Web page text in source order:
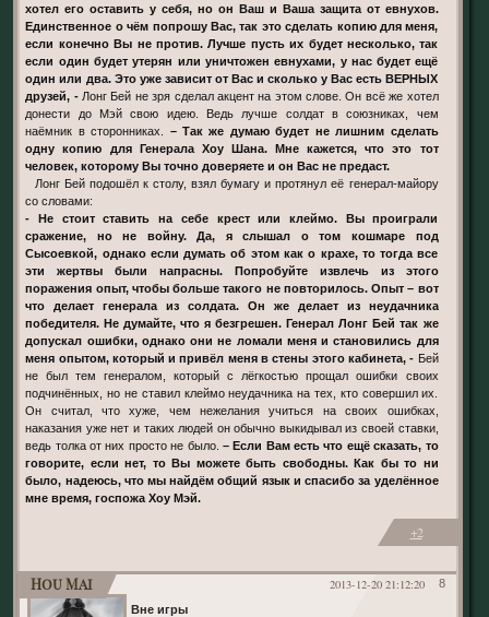
хотел его оставить у себя, но он Ваш и Ваша защита от евнухов.
Единственное о чём попрошу Вас, так это сделать копию для меня,
если конечно Вы не против. Лучше пусть их будет несколько, так
если один будет утерян или уничтожен евнухами, у нас будет ещё
один или два. Это уже зависит от Вас и сколько у Вас есть ВЕРНЫХ
друзей, -Лонг Бей не зря сделал акцент на этом слове. Он всё же хотел
донести до Мэй свою идею. Ведь лучше солдат в союзниках, чем
наёмник в сторонниках. – Так же думаю будет не лишним сделать
одну копию для Генерала Хоу Шана. Мне кажется, что это тот
человек, которому Вы точно доверяете и он Вас не предаст.
Лонг Бей подошёл к столу, взял бумагу и протянул её генерал-майору
со словами:
- Не стоит ставить на себе крест или клеймо. Вы проиграли
сражение, но не войну. Да, я слышал о том кошмаре под
Сысоевкой, однако если думать об этом как о крахе, то тогда все
эти жертвы были напрасны. Попробуйте извлечь из этого
поражения опыт, чтобы больше такого не повторилось. Опыт – вот
что делает генерала из солдата. Он же делает из неудачника
победителя. Не думайте, что я безгрешен. Генерал Лонг Бей так же
допускал ошибки, однако они не ломали меня и становились для
меня опытом, который и привёл меня в стены этого кабинета, - Бей
не был тем генералом, который с лёгкостью прощал ошибки своих
подчинённых, но не ставил клеймо неудачника на тех, кто совершил их.
Он считал, что хуже, чем нежелания учиться на своих ошибках,
наказания уже нет и таких людей он обычно выкидывал из своей ставки,
ведь толка от них просто не было. – Если Вам есть что ещё сказать, то
говорите, если нет, то Вы можете быть свободны. Как бы то ни
было, надеюсь, что мы найдём общий язык и спасибо за уделённое
мне время, госпожа Хоу Мэй.
+2
8
2013-12-20 21:12:20
Hou Mai
Вне игры